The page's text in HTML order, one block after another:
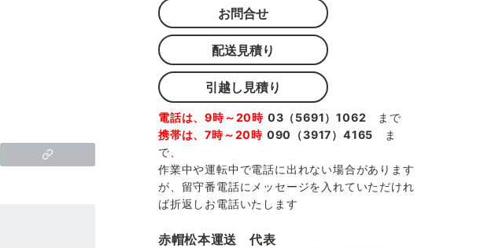
お問合せ
配送見積り
引越し見積り
電話は、9時～20時 03（5691）1062 まで
携帯は、7時～20時 090（3917）4165 ま
で、
作業中や運転中で電話に出れない場合があります
が、留守番電話にメッセージを入れていただけれ
ば折返しお電話いたします
赤帽松本運送 代表